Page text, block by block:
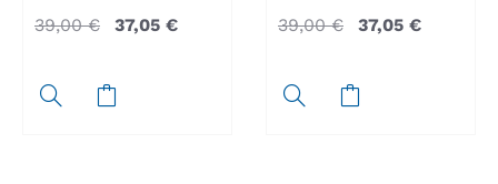
39,00€ 37,05 € 39,00€ 37,05 €